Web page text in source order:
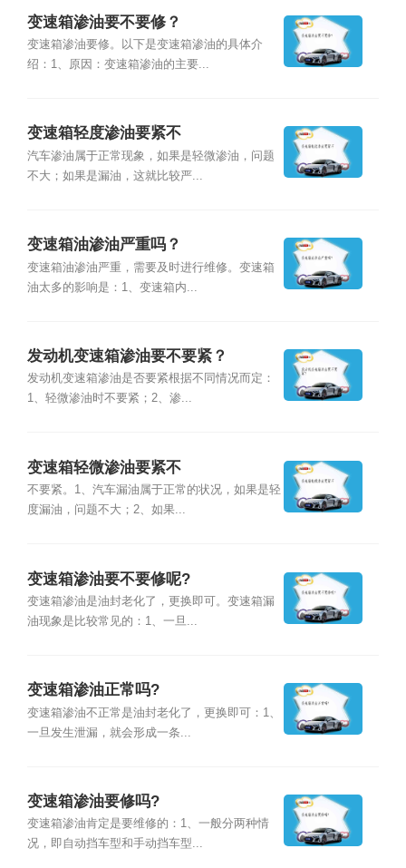
变速箱渗油要不要修？
变速箱渗油要修。以下是变速箱渗油的具体介
绍：1、原因：变速箱渗油的主要...
变速箱轻度渗油要紧不
汽车渗油属于正常现象，如果是轻微渗油，问题
不大；如果是漏油，这就比较严...
变速箱油渗油严重吗？
变速箱油渗油严重，需要及时进行维修。变速箱
油太多的影响是：1、变速箱内...
发动机变速箱渗油要不要紧？
发动机变速箱渗油是否要紧根据不同情况而定：
1、轻微渗油时不要紧；2、渗...
变速箱轻微渗油要紧不
不要紧。1、汽车漏油属于正常的状况，如果是轻
度漏油，问题不大；2、如果...
变速箱渗油要不要修呢?
变速箱渗油是油封老化了，更换即可。变速箱漏
油现象是比较常见的：1、一旦...
变速箱渗油正常吗?
变速箱渗油不正常是油封老化了，更换即可：1、
一旦发生泄漏，就会形成一条...
变速箱渗油要修吗?
变速箱渗油肯定是要维修的：1、一般分两种情
况，即自动挡车型和手动挡车型...